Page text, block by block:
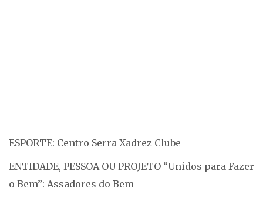
ESPORTE: Centro Serra Xadrez Clube
ENTIDADE, PESSOA OU PROJETO “Unidos para Fazer
o Bem”: Assadores do Bem